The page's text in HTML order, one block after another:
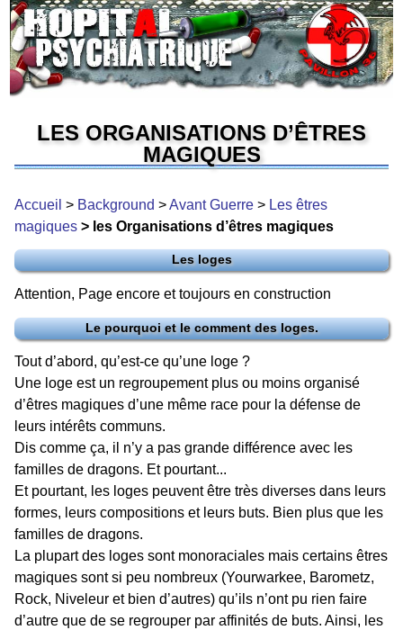
LES ORGANISATIONS D’ÊTRES
MAGIQUES
Accueil > Background >Avant Guerre > Les êtres
magiques > les Organisations d’êtres magiques
Les loges
Attention, Page encore et toujours en construction
Le pourquoi et le comment des loges.
Tout d’abord, qu’est-ce qu’une loge ?
Une loge est un regroupement plus ou moins organisé
d’êtres magiques d’une même race pour la défense de
leurs intérêts communs.
Dis comme ça, il n’y a pas grande différence avec les
familles de dragons. Et pourtant...
Et pourtant, les loges peuvent être très diverses dans leurs
formes, leurs compositions et leurs buts. Bien plus que les
familles de dragons.
La plupart des loges sont monoraciales mais certains êtres
magiques sont si peu nombreux (Yourwarkee, Barometz,
Rock, Niveleur et bien d’autres) qu’ils n’ont pu rien faire
d’autre que de se regrouper par affinités de buts. Ainsi, les